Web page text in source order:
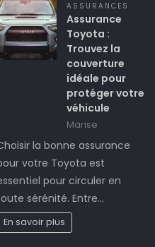
ASSURANCES
Assurance
Toyota :
Trouvez la
couverture
idéale pour
protéger votre
véhicule
Marise
la bonne assurance
votre Toyota est
pour circuler en
sérénité. Entre…
En savoir plus